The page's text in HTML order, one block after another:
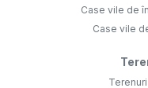
Case vile de
Case vile